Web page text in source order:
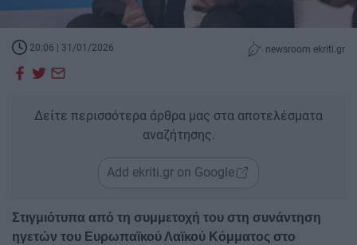
20:06 | 31/01/2026 newsroom ekriti.gr
Δείτε περισσότερα άρθρα μας στα αποτελέσματα
αναζήτησης.
Add ekriti.gr on Google
Στιγμιότυπα από τη συμμετοχή του στη συνάντηση
ηγετών του Ευρωπαϊκού Λαϊκού Κόμματος στο